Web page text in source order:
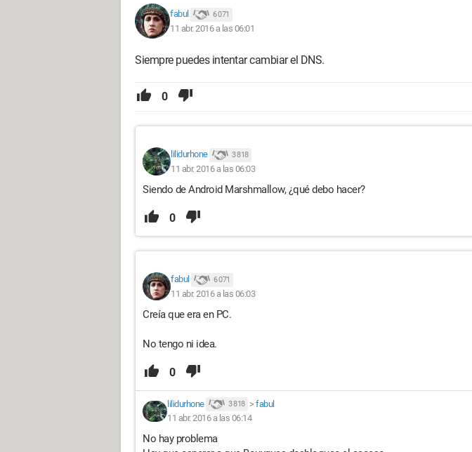
fabul 6 071
11 abr. 2016 a las 06:01
Siempre puedes intentar cambiar el DNS.
0
lilidurhone 3 818
11 abr. 2016 a las 06:03
Siendo de Android Marshmallow, ¿qué debo hacer?
0
fabul 6 071
11 abr. 2016 a las 06:03
Creía que era en PC.
No tengo ni idea.
0
lilidurhone 3 818 > fabul
11 abr. 2016 a las 06:14
No hay problema